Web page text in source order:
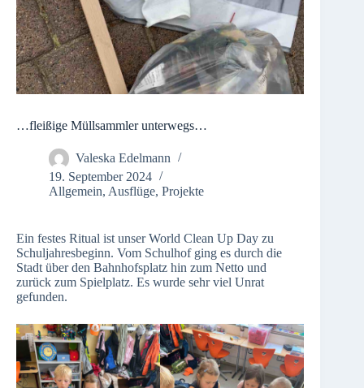
…fleißige Müllsammler unterwegs…
Valeska Edelmann
19. September 2024
Allgemein, Ausflüge, Projekte
Ein festes Ritual ist unser World Clean Up Day zu
Schuljahresbeginn. Vom Schulhof ging es durch die
Stadt über den Bahnhofsplatz hin zum Netto und
zurück zum Spielplatz. Es wurde sehr viel Unrat
gefunden.